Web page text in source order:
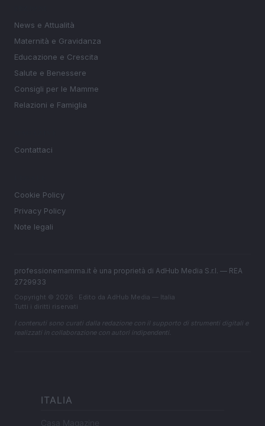
News e Attualità
Maternità e Gravidanza
Educazione e Crescita
Salute e Benessere
Consigli per le Mamme
Relazioni e Famiglia
Contattaci
Cookie Policy
Privacy Policy
Note legali
professionemamma.it è una proprietà di AdHub Media S.r.l. — REA
2729933
Copyright © 2026 · Edito da AdHub Media — Italia
Tutti i diritti riservati
I contenuti sono curati dalla redazione con il supporto di strumenti digitali e
realizzati in collaborazione con autori indipendenti.
ITALIA
Casa Magazine